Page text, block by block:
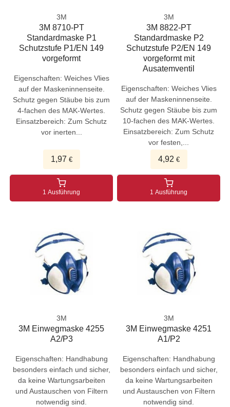
3M
3M 8710-PT
Standardmaske P1
Schutzstufe P1/EN 149
vorgeformt
Eigenschaften: Weiches Vlies
auf der Maskeninnenseite.
Schutz gegen Stäube bis zum
4-fachen des MAK-Wertes.
Einsatzbereich: Zum Schutz
vor inerten...
1,97 €
1 Ausführung
3M
3M 8822-PT
Standardmaske P2
Schutzstufe P2/EN 149
vorgeformt mit
Ausatemventil
Eigenschaften: Weiches Vlies
auf der Maskeninnenseite.
Schutz gegen Stäube bis zum
10-fachen des MAK-Wertes.
Einsatzbereich: Zum Schutz
vor festen,...
4,92 €
1 Ausführung
3M
3M Einwegmaske 4255
A2/P3
Eigenschaften: Handhabung
besonders einfach und sicher,
da keine Wartungsarbeiten
und Austauschen von Filtern
notwendig sind.
3M
3M Einwegmaske 4251
A1/P2
Eigenschaften: Handhabung
besonders einfach und sicher,
da keine Wartungsarbeiten
und Austauschen von Filtern
notwendig sind.